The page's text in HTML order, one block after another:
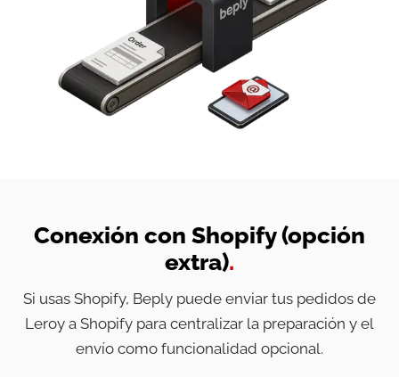
Conexión con Shopify (opción
extra).
Si usas Shopify, Beply puede enviar tus pedidos de
Leroy a Shopify para centralizar la preparación y el
envío como funcionalidad opcional.